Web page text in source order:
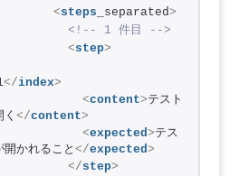
<steps _separated>
<!-- 1 件目 -->
<step>
</index>
<content>テスト
</content>
<expected>テス
開かれること </expected>
</step>